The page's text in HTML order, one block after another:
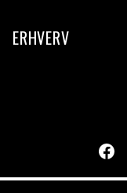
ERHVERV